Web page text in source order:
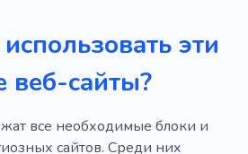
вещами
Климат
эти
сайты?
все необходимые блоки и
сайтов. Среди них